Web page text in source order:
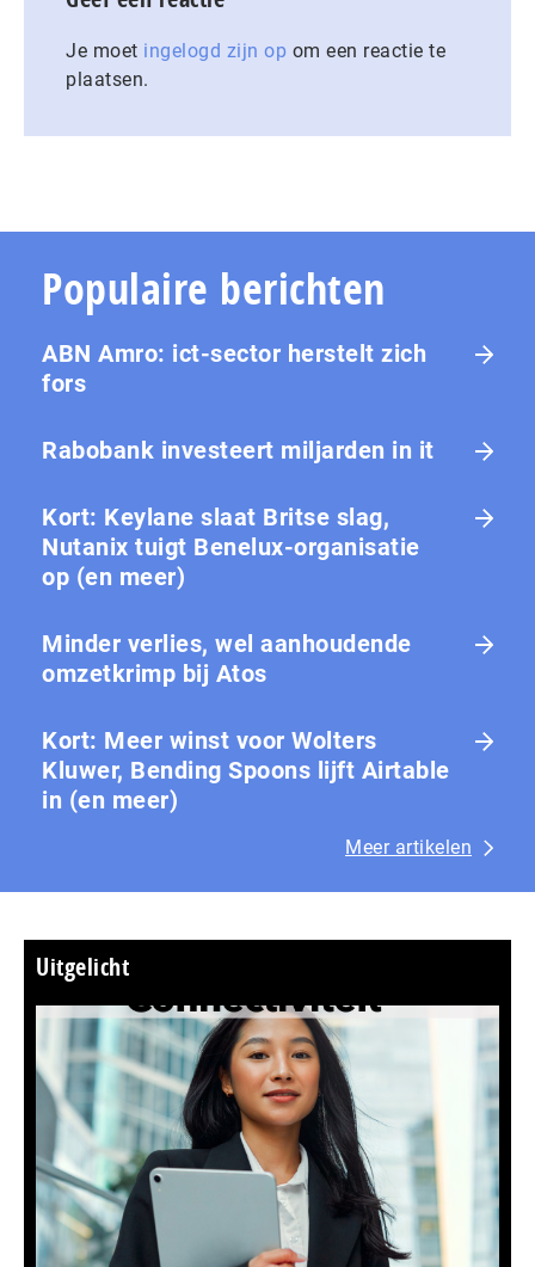
Je moet ingelogd zijn op om een reactie te
plaatsen.
Populaire berichten
ABN Amro: ict-sector herstelt zich
fors
Rabobank investeert miljarden in it
Kort: Keylane slaat Britse slag,
Nutanix tuigt Benelux-organisatie
op (en meer)
Minder verlies, wel aanhoudende
omzetkrimp bij Atos
Kort: Meer winst voor Wolters
Kluwer, Bending Spoons lijft Airtable
in (en meer)
Meer artikelen
Uitgelicht